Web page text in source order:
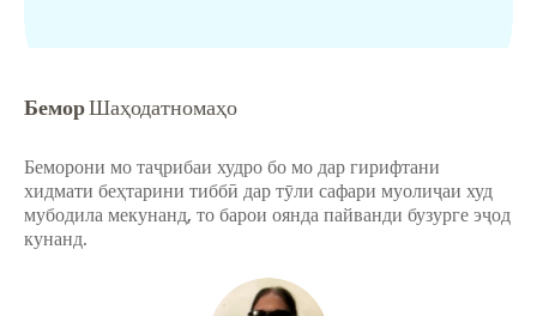
БеморШаҳодатномаҳо
Беморони мо таҷрибаи худро бо мо дар гирифтани
хидмати беҳтарини тиббӣ дар тӯли сафари муолиҷаи худ
мубодила мекунанд, то барои оянда пайванди бузурге эҷод
кунанд.